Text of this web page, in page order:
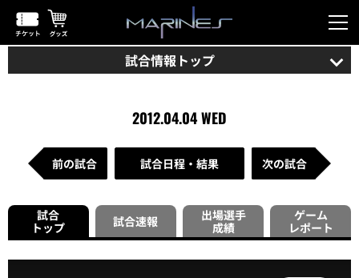
試合情報トップ
2012.04.04 WED
前の試合 試合日程・結果 次の試合
試合
トップ
試合速報
出場選手
成績
ゲーム
レポート